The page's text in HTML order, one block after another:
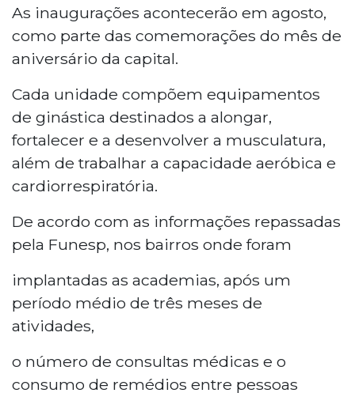
As inaugurações acontecerão em agosto,
como parte das comemorações do mês de
aniversário da capital.
Cada unidade compõem equipamentos
de ginástica destinados a alongar,
fortalecer e a desenvolver a musculatura,
além de trabalhar a capacidade aeróbica e
cardiorrespiratória.
De acordo com as informações repassadas
pela Funesp, nos bairros onde foram
implantadas as academias, após um
período médio de três meses de
atividades,
o número de consultas médicas e o
consumo de remédios entre pessoas